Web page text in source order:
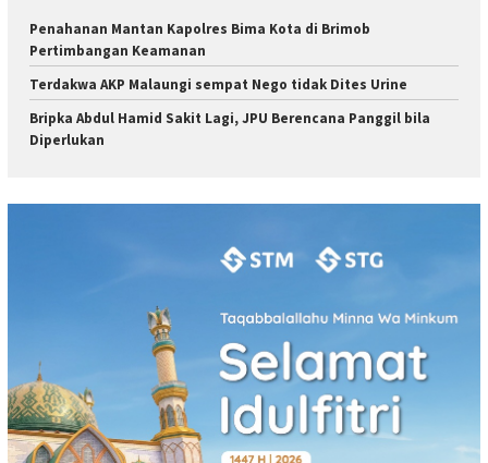
Penahanan Mantan Kapolres Bima Kota di Brimob
Pertimbangan Keamanan
Terdakwa AKP Malaungi sempat Nego tidak Dites Urine
Bripka Abdul Hamid Sakit Lagi, JPU Berencana Panggil bila
Diperlukan